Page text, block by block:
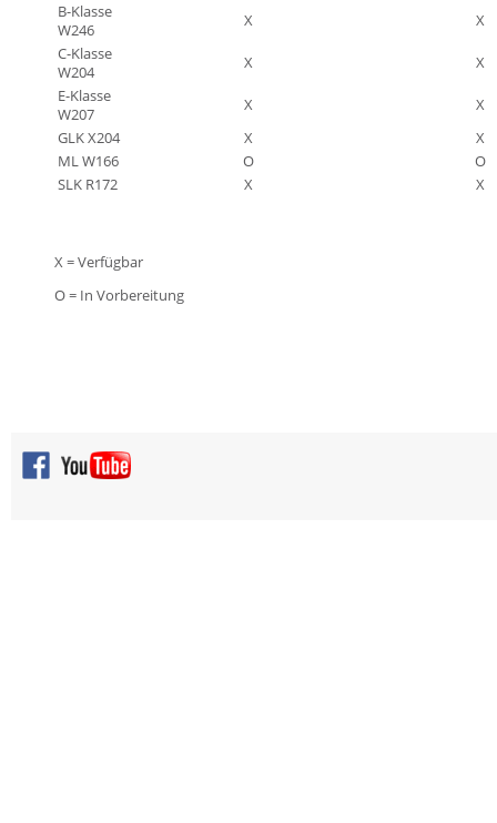
B-Klasse
W246
X
X
C-Klasse
W204
X
X
E-Klasse
W207
X
X
GLK X204
X
X
ML W166
O
O
SLK R172
X X
X = Verfügbar
O = In Vorbereitung